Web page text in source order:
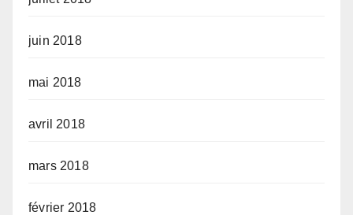
juin 2018
mai 2018
avril 2018
mars 2018
février 2018